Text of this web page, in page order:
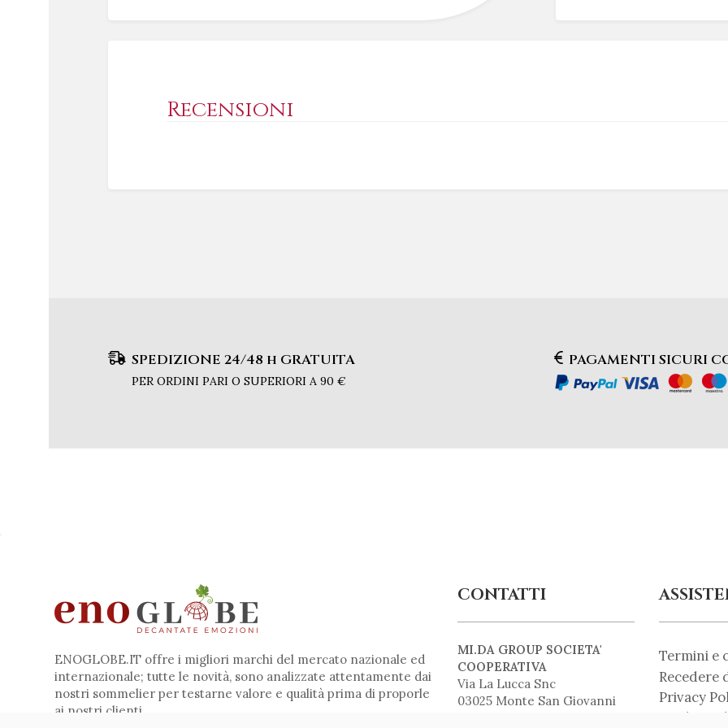
Recensioni
SPEDIZIONE 24/48 h GRATUITA
PER ORDINI PARI O SUPERIORI A 90 €
PAGAMENTI SICURI
ENOGLOBE.IT offre i migliori marchi del mercato nazionale ed
internazionale; tutte le novità, sono analizzate attentamente dai
nostri sommelier per testarne valore e qualità prima di proporle
ai nostri clienti.
CONTATTI
MI.DA GROUP SOCIETA'
COOPERATIVA
Via La Lucca Snc
03025 Monte San Giovanni
Termini e
Privacy
Cookie